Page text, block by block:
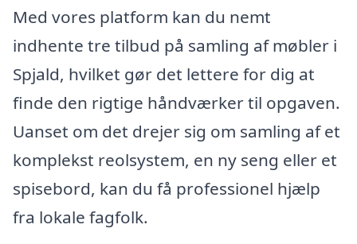
Med vores platform kan du nemt
indhente tre tilbud på samling af møbler i
Spjald, hvilket gør det lettere for dig at
finde den rigtige håndværker til opgaven.
Uanset om det drejer sig om samling af et
komplekst reolsystem, en ny seng eller et
spisebord, kan du få professionel hjælp
fra lokale fagfolk.